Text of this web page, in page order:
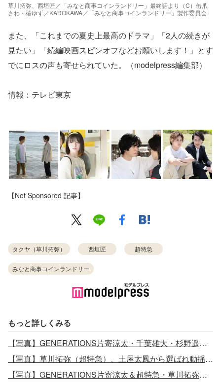
草川拓弥、西垣匠／「みなと商事コインランドリー」最終話より（C）缶爪
さわ・椿ゆず／KADOKAWA／「みなと商事コインランドリー」製作委員会
また、「これまでの夏史上最高のドラマ」「2人の続きが
見たい」「続編映画スピンオフなどお願いします！」とす
でにロスの声も寄せられていた。（modelpress編集部）
情報：テレビ東京
【Not Sponsored 記事】
タクヤ（草川拓弥） 西垣匠 超特急
みなと商事コインランドリー
もっと詳しくみる
【写真】GENERATIONS片寄涼太・千葉雄大・杉野遥亮「兄こま」イケメンズが豪華集結
【写真】草川拓弥（超特急）、土屋太鳳から選ばれ動揺「1番ないと思ってた！」
【写真】GENERATIONS片寄涼太＆超特急・草川拓弥、お互いのかわいいところを告白